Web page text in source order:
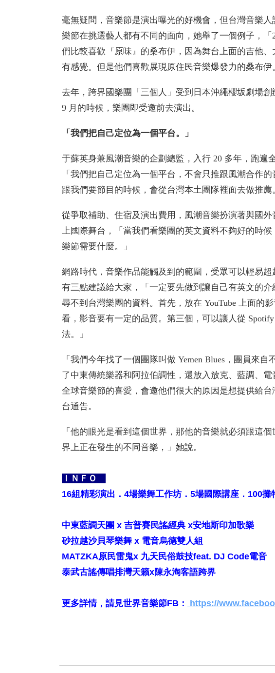
毫無疑問，音樂節是演出曝光的好機會，但台灣音樂
樂節在挑選藝人都有不同的面向，她舉了一個例子，
們比較喜歡『原味』的桑布伊，因為舞台上面的吉他
有感覺。但是他們喜歡展現原住民音樂爆發力的桑布
去年，跨界國樂團「三個人」受到日本沖繩櫻坂劇場
9 月的時候，樂團即受邀前去演出。
「我們把自己定位為一個平台。」
于蘇英身兼風潮音樂的企劃總監，入行 20 多年，跑遍
「我們把自己定位為一個平台，不會只推跟風潮合作
跟我們要節目的時候，會從台灣本土團隊裡面去做推薦
從爭取補助、住宿及演出費用，風潮音樂扮演著與國
上國際舞台，「當我們看樂團的英文資料不夠好的時
樂節需要什麼。」
網路時代，音樂作品能觸及到的範圍，受眾可以輕易
有三點建議給大家，「一定要先做到讓自己有英文的
尋不到台灣樂團的資料。首先，放在 YouTube 上面的
看，影音要有一定的品質。第三個，可以讓人從
法。」
「我們今年找了一個團隊叫做 Yemen Blues，團員來
了中東傳統樂器和阿拉伯調性，還放入放克、藍調、
全球音樂節的喜愛，會邀他們很大的原因是想提供給
台通告。
「他的眼光是看到這個世界，那他的音樂就必須跟這
界上正在發生的不同音樂，」她說。
ＩＮＦＯ
16組精彩演出．4場樂舞工作坊．5場國際講座．100攤
中東藍調天團 x 吉普賽民謠經典 x安地斯印加歌樂
砂拉越沙貝琴樂舞 x 電音烏德雙人組
MATZKA原民雷鬼x 九天民俗鼓技feat. DJ Code電音
泰武古謠傳唱排灣天籟x陳永淘客語跨界
更多詳情，請見世界音樂節FB： https://